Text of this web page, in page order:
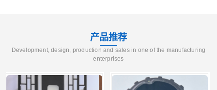
产品推荐
Development, design, production and sales in one of the manufacturing
enterprises